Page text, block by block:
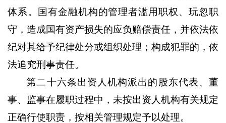
体系。国有金融机构的管理者滥用职权、玩忽职
守，造成国有资产损失的应负赔偿责任，并依法依
纪对其给予纪律处分或组织处理；构成犯罪的，依
法追究刑事责任。
第二十六条出资人机构派出的股东代表、董
事、监事在履职过程中，未按出资人机构有关规定
正确行使职责，按相关管理规定予以处理。